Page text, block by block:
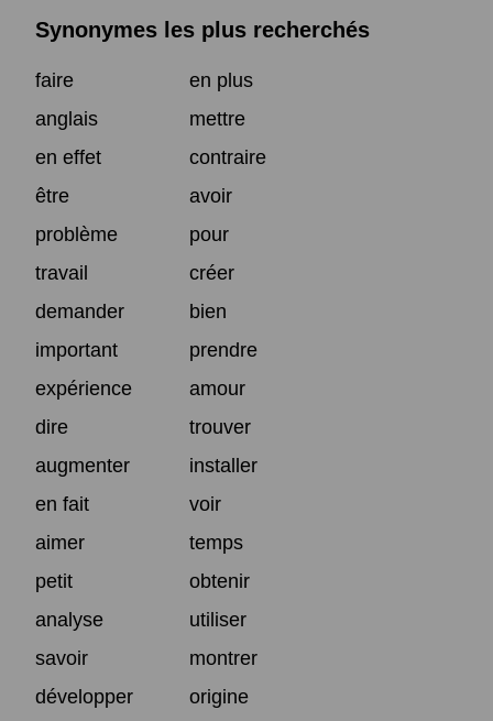
Synonymes les plus recherchés
faire
en plus
anglais
mettre
en effet
contraire
être
avoir
problème
pour
travail
créer
demander
bien
important
prendre
expérience
amour
dire
trouver
augmenter
installer
en fait
voir
aimer
temps
petit
obtenir
analyse
utiliser
savoir
montrer
développer
origine